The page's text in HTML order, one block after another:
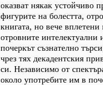
оказват някак устойчиво
фигурите на болестта,
книгата, но вече вплетени
отровните интелектуални
почеркът съзнателно
чрез тях декадентския
си. Независимо от
около употребите им в